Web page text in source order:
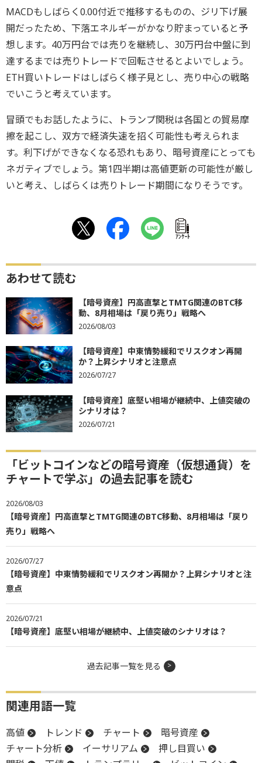
MACDもしばらく0.00付近で推移するものの、ジリ下げ展
開だったため、下落エネルギーがかなり貯まっていると予
想します。40万円台では売りを継続し、30万円台中盤に到
達するまでは売りトレードで回転させるとよいでしょう。
ETH買いトレードはしばらく様子見とし、売り中心の戦略
でいこうと考えています。
冒頭でもお話したように、トランプ関税は各国との貿易摩
擦を起こし、双方で経済失速を招く可能性も考えられま
す。利下げができなくなる恐れもあり、暗号資産にとっても
ネガティブでしょう。第1四半期は高値更新の可能性が厳し
いと考え、しばらくは売りトレード期間になりそうです。
ｱﾝｹｰﾄ
あわせて読む
【暗号資産】円高直撃とTMTG関連のBTC移
動、8月相場は「戻り売り」戦略へ
2026/08/03
【暗号資産】中東情勢緩和でリスクオン再開
か？上昇シナリオと注意点
2026/07/27
【暗号資産】底堅い相場が継続中、上値突破の
シナリオは？
2026/07/21
「ビットコインなどの暗号資産（仮想通貨）を
チャートで学ぶ」の過去記事を読む
2026/08/03
【暗号資産】円高直撃とTMTG関連のBTC移動、8月相場は「戻り
売り」戦略へ
2026/07/27
【暗号資産】中東情勢緩和でリスクオン再開か？上昇シナリオと注
意点
2026/07/21
【暗号資産】底堅い相場が継続中、上値突破のシナリオは？
過去記事一覧を見る
関連用語一覧
高値 トレンド チャート
暗号資産
チャート分析
イーサリアム
押し目買い